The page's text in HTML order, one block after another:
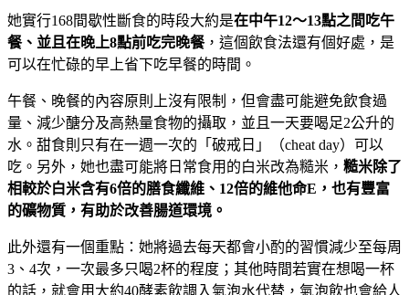
她實行168間歇性斷食的時段大約是在中午12～13點之間吃午
餐、並且在晚上8點前吃完晚餐，這個飲食法還有個好處，是
可以在忙碌的早上省下吃早餐的時間。
午餐、晚餐的內容原則上沒有限制，但會盡可能避免飲食過
量、減少醣分及高熱量食物的攝取，並且一天要喝足2公升的
水。甜食則只有在一週一次的「破戒日」（cheat day）可以
吃。另外，她也盡可能將日常食用的白米改為糙米， 糙米除了
相較於白米含有6倍的膳食纖維、12倍的維他命E ，也有豐富
的礦物質，有助於改善腸道環境。
此外還有一個重點：她將過去每天都會小酌的習慣減少至每周
3、4次，一次最多只喝2杯的程度；其他時間若實在想喝一杯
的話，就會用大約40酵素飲調入氣泡水代替，氣泡飲也會給人